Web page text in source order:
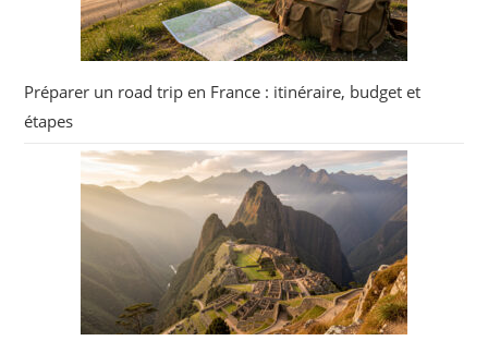
Préparer un road trip en France : itinéraire, budget et
étapes